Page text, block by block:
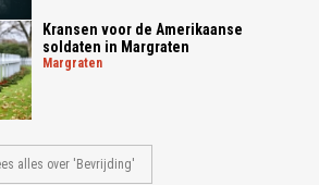
Kransen voor de Amerikaanse
soldaten in Margraten
margraten
alles over 'Bevrijding'